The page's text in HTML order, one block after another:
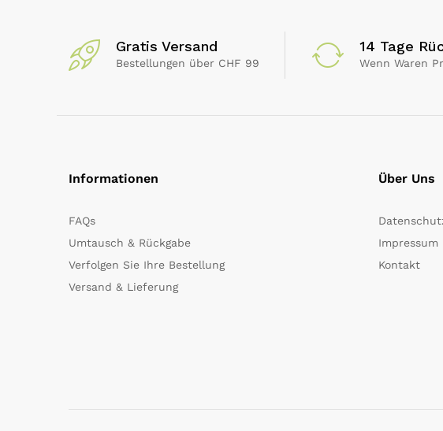
70 mm x 25 mm (1)
75 mm x 38 mm
Gratis Versand
Bestellungen über CHF 99
14 Tage
Wenn Waren
Informationen
FAQs
Umtausch & Rückgabe
Verfolgen Sie Ihre Bestellung
Versand & Lieferung
Über Uns
Impressum
Kontakt